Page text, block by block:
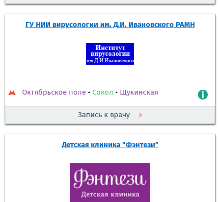
ГУ НИИ вирусологии им. Д.И. Ивановского РАМН
Октябрьское поле • Сокол • Щукинская
Запись к врачу
Детская клиника "Фэнтези"